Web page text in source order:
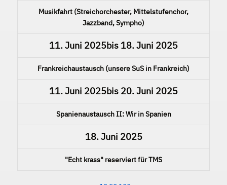
Musikfahrt (Streichorchester, Mittelstufenchor,
Jazzband, Sympho)
11. Juni 2025bis 18. Juni 2025
Frankreichaustausch (unsere SuS in Frankreich)
11. Juni 2025bis 20. Juni 2025
Spanienaustausch II: Wir in Spanien
18. Juni 2025
"Echt krass" reserviert für TMS